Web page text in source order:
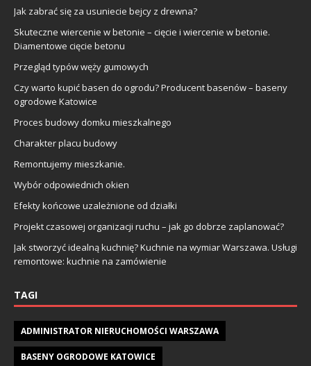
Jak zabrać się za usuniecie bejcy z drewna?
Skuteczne wiercenie w betonie – cięcie i wiercenie w betonie.
Diamentowe cięcie betonu
Przegląd typów węży gumowych
Czy warto kupić basen do ogrodu? Producent basenów – baseny
ogrodowe Katowice
Proces budowy domku mieszkalnego
Charakter placu budowy
Remontujemy mieszkanie.
Wybór odpowiednich okien
Efekty końcowe uzależnione od działki
Projekt czasowej organizacji ruchu – jak go dobrze zaplanować?
Jak stworzyć idealną kuchnię? Kuchnie na wymiar Warszawa. Usługi
remontowe: kuchnie na zamówienie
TAGI
ADMINISTRATOR NIERUCHOMOŚCI WARSZAWA
BASENY OGRODOWE KATOWICE